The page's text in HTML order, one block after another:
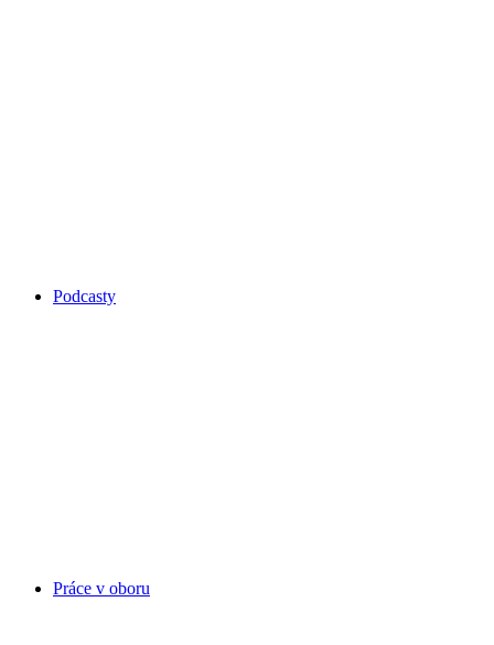
Podcasty
Práce v oboru